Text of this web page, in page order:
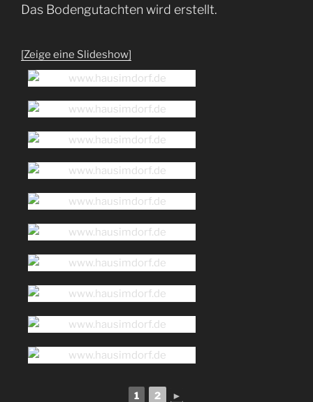
Das Bodengutachten wird erstellt.
[Zeige eine Slideshow]
1 2 ►